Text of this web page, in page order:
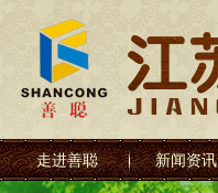
走进善聪 新闻资讯